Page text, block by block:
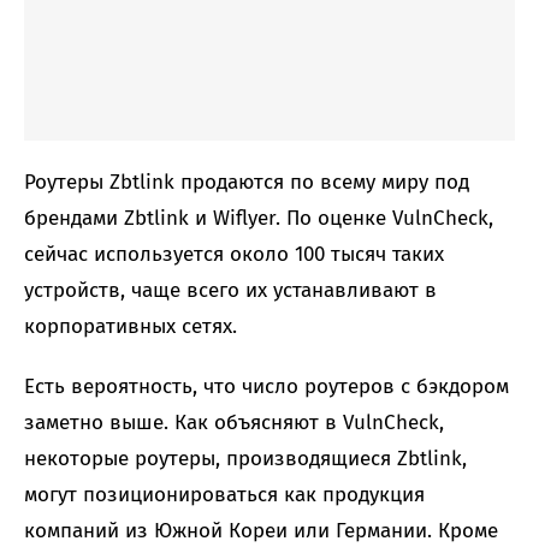
Роутеры Zbtlink продаются по всему миру под
брендами Zbtlink и Wiflyer. По оценке VulnCheck,
сейчас используется около 100 тысяч таких
устройств, чаще всего их устанавливают в
корпоративных сетях.
Есть вероятность, что число роутеров с бэкдором
заметно выше. Как объясняют в VulnCheck,
некоторые роутеры, производящиеся Zbtlink,
могут позиционироваться как продукция
компаний из Южной Кореи или Германии. Кроме